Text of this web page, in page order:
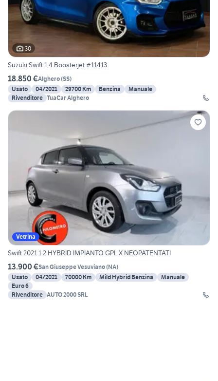
30
Suzuki Swift 1.4 Boosterjet #11413
18.850 €Alghero(SS)
Usato
04/2021 29700 Km Benzina
Manuale
Rivenditore TuaCar Alghero
Vetrina
Swift 2021 1.2 HYBRID IMPIANTO GPL X NEOPATENTATI
13.900 €San Giuseppe Vesuviano(NA)
Usato
04/2021 70000 Km Mild Hybrid Benzina
Manuale
Euro 6
Rivenditore AUTO 2000 SRL